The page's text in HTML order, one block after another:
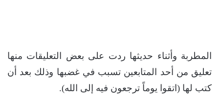
المطربة وأثناء حديثها ردت على بعض التعليقات منها
تعليق من أحد المتابعين تسبب في غضبها وذلك بعد أن
كتب لها (اتقوا يوماً ترجعون فيه إلى الله).